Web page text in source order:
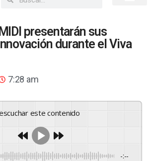
presentarán sus
durante el Viva
7:28 am
escuchar este contenido
-:--